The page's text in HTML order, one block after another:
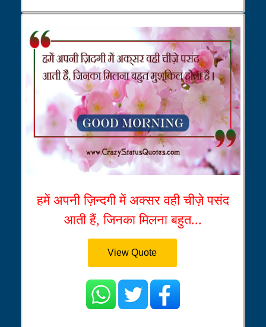
हमें अपनी ज़िन्दगी में अक्सर वही चीज़े पसंद
आती हैं, जिनका मिलना बहुत...
View Quote